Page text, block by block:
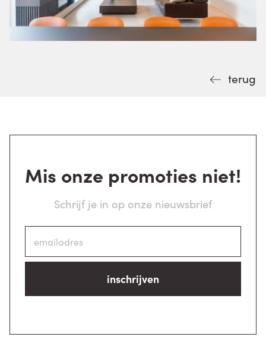
terug
Mis onze promoties niet!
Schrijf je in op onze nieuwsbrief
inschrijven